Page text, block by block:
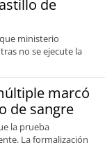
de
ministerio
no se ejecute la
marcó
de sangre
la prueba
La formalización